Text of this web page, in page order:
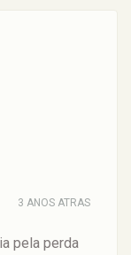
3 ANOS ATRAS
pela perda